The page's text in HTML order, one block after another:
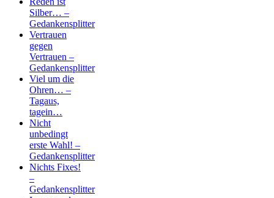
Silber… –
Gedankensplitter
Vertrauen
gegen
Vertrauen –
Gedankensplitter
Viel um die
Ohren… –
Tagaus,
tagein…
Nicht
unbedingt
erste Wahl! –
Gedankensplitter
Nichts Fixes!
–
Gedankensplitter